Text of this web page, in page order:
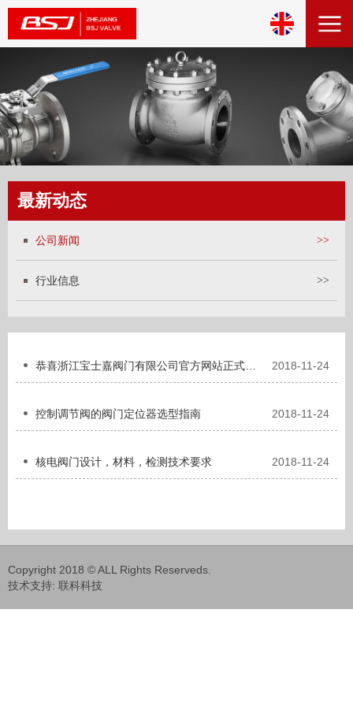
最新动态
公司新闻 >>
行业信息 >>
2018-11-24
控制调节阀的阀门定位器选型指南 2018-11-24
核电阀门设计，材料，检测技术要求 2018-11-24
Copyright 2018 © ALL Rights Reserveds.
技术支持: 联科科技